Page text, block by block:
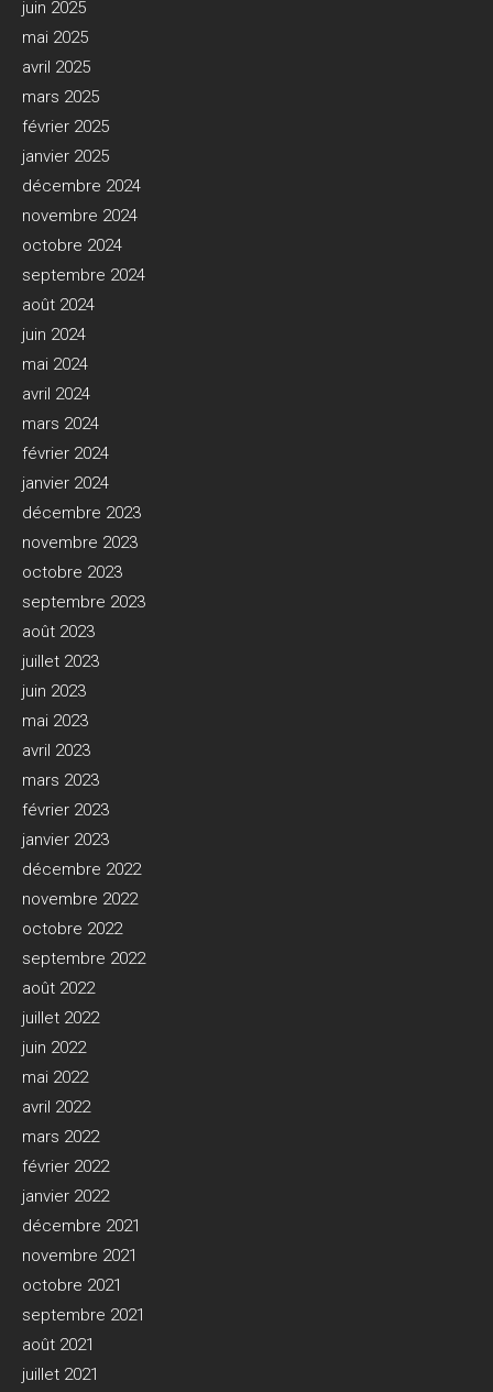
juin 2025
mai 2025
avril 2025
mars 2025
février 2025
janvier 2025
décembre 2024
novembre 2024
octobre 2024
septembre 2024
août 2024
juin 2024
mai 2024
avril 2024
mars 2024
février 2024
janvier 2024
décembre 2023
novembre 2023
octobre 2023
septembre 2023
août 2023
juillet 2023
juin 2023
mai 2023
avril 2023
mars 2023
février 2023
janvier 2023
décembre 2022
novembre 2022
octobre 2022
septembre 2022
août 2022
juillet 2022
juin 2022
mai 2022
avril 2022
mars 2022
février 2022
janvier 2022
décembre 2021
novembre 2021
octobre 2021
septembre 2021
août 2021
juillet 2021